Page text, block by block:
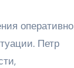
оперативно
Петр